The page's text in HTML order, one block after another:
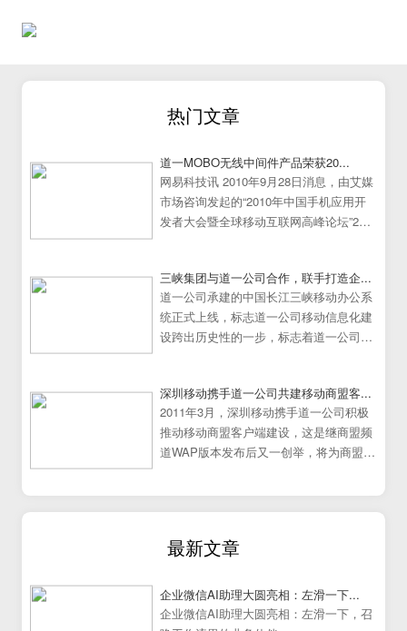
热门文章
道一MOBO无线中间件产品荣获20...
网易科技讯 2010年9月28日消息，由艾媒
市场咨询发起的“2010年中国手机应用开
发者大会暨全球移动互联网高峰论坛”25
三峡集团与道一公司合作，联手打造企...
道一公司承建的中国长江三峡移动办公系
统正式上线，标志道一公司移动信息化建
设跨出历史性的一步，标志着道一公司移
深圳移动携手道一公司共建移动商盟客...
2011年3月，深圳移动携手道一公司积极
推动移动商盟客户端建设，这是继商盟频
道WAP版本发布后又一创举，将为商盟频
最新文章
企业微信AI助理大圆亮相：左滑一下...
企业微信AI助理大圆亮相：左滑一下，召